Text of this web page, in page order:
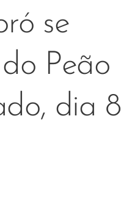
se
Peão
dia 8